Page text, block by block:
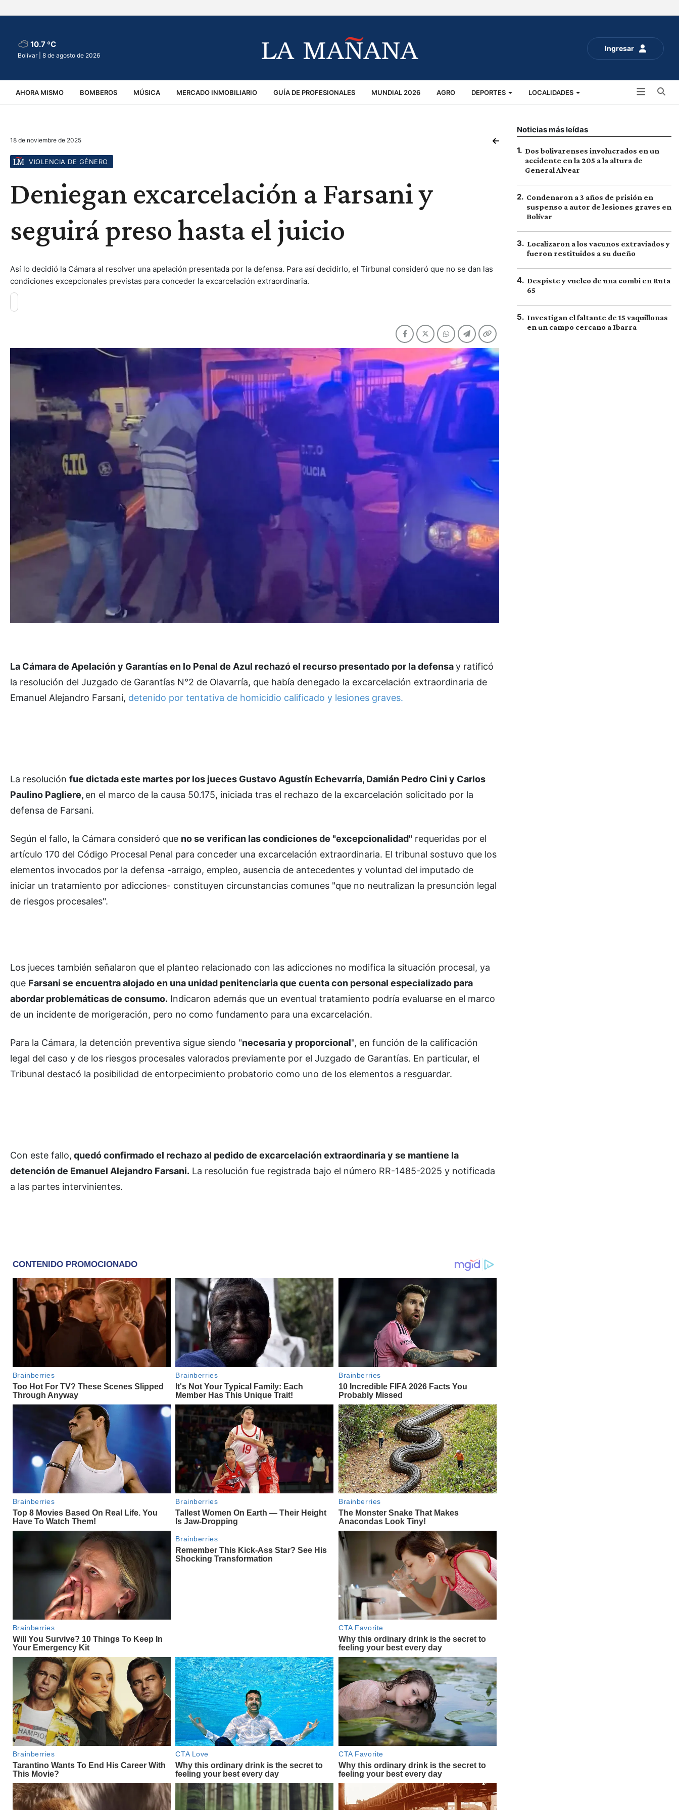
Ingresar
10.7 ºC
Bolívar | 8 de agosto de 2026
AHORA MISMO BOMBEROS MÚSICA MERCADO INMOBILIARIO GUÍA DE PROFESIONALES MUNDIAL 2026 AGRO DEPORTES LOCALIDADES
VIRALES ACCIDENTES
18 de noviembre de 2025
VIOLENCIA DE GÉNERO
Deniegan excarcelación a Farsani y
seguirá preso hasta el juicio
Así lo decidió la Cámara al resolver una apelación presentada por la defensa. Para así decidirlo, el Tirbunal consideró que no se dan las
condiciones excepcionales previstas para conceder la excarcelación extraordinaria.
La Cámara de Apelación y Garantías en lo Penal de Azul rechazó el recurso presentado por la defensay ratificó
la resolución del Juzgado de Garantías N°2 de Olavarría, que había denegado la excarcelación extraordinaria de
Emanuel Alejandro Farsani, detenido por tentativa de homicidio calificado y lesiones graves.
La resolución fue dictada este martes por los jueces Gustavo Agustín Echevarría, Damián Pedro Cini y Carlos
Paulino Pagliere, en el marco de la causa 50.175, iniciada tras el rechazo de la excarcelación solicitado por la
defensa de Farsani.
Según el fallo, la Cámara consideró que no se verifican las condiciones de "excepcionalidad" requeridas por el
artículo 170 del Código Procesal Penal para conceder una excarcelación extraordinaria. El tribunal sostuvo que los
elementos invocados por la defensa -arraigo, empleo, ausencia de antecedentes y voluntad del imputado de
iniciar un tratamiento por adicciones- constituyen circunstancias comunes "que no neutralizan la presunción legal
de riesgos procesales".
Los jueces también señalaron que el planteo relacionado con las adicciones no modifica la situación procesal, ya
que Farsani se encuentra alojado en una unidad penitenciaria que cuenta con personal especializado para
abordar problemáticas de consumo. Indicaron además que un eventual tratamiento podría evaluarse en el marco
de un incidente de morigeración, pero no como fundamento para una excarcelación.
Para la Cámara, la detención preventiva sigue siendo "necesaria y proporcional", en función de la calificación
legal del caso y de los riesgos procesales valorados previamente por el Juzgado de Garantías. En particular, el
Tribunal destacó la posibilidad de entorpecimiento probatorio como uno de los elementos a resguardar.
Con este fallo, quedó confirmado el rechazo al pedido de excarcelación extraordinaria y se mantiene la
detención de Emanuel Alejandro Farsani. La resolución fue registrada bajo el número RR-1485-2025 y notificada
a las partes intervinientes.
Noticias más leídas
1. Dos bolivarenses involucrados en un
accidente en la 205 a la altura de
General Alvear
2. Condenaron a 3 años de prisión en
suspenso a autor de lesiones graves en
Bolívar
3. Localizaron a los vacunos extraviados y
fueron restituidos a su dueño
4. Despiste y vuelco de una combi en Ruta
65
5. Investigan el faltante de 15 vaquillonas
en un campo cercano a Ibarra